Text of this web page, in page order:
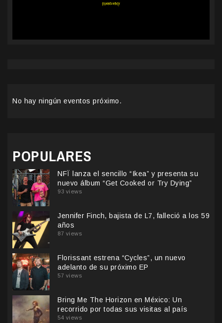
No hay ningún eventos próximo.
POPULARES
NFÏ lanza el sencillo “Ikea” y presenta su
nuevo álbum “Get Cooked or Try Dying”
93 views
Jennifer Finch, bajista de L7, falleció a los 59
años
87 views
Florissant estrena “Cycles”, un nuevo
adelanto de su próximo EP
57 views
Bring Me The Horizon en México: Un
recorrido por todas sus visitas al país
54 views